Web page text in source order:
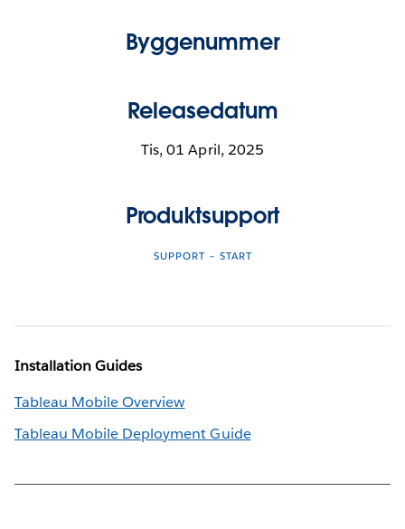
Byggenummer
Releasedatum
Tis, 01 April, 2025
Produktsupport
SUPPORT – START
Installation Guides
Tableau Mobile Overview
Tableau Mobile Deployment Guide